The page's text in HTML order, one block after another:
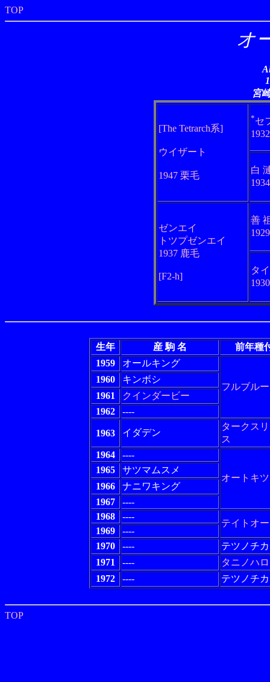
TOP
オ
宮
[The Tetrarch系]
ウイザート
1947 栗毛
*セ
白
ゼンエイ
トツプゼンエイ
1937 鹿毛
[F2-h]
善
タ
生年 産 駒 名
前年種
1959
オールキング
フルブル
1960
キンボシ
1961
クインダービー
1962
----
1963 イダデン
タークス
ス
1964
----
オートキツ
1965
サツマムスメ
1966
ナニワキング
1967
----
1968
----
テイトオー
1969
----
1970
----
テツノチ
1971
----
タニノハ
1972
---- テツノチ
TOP